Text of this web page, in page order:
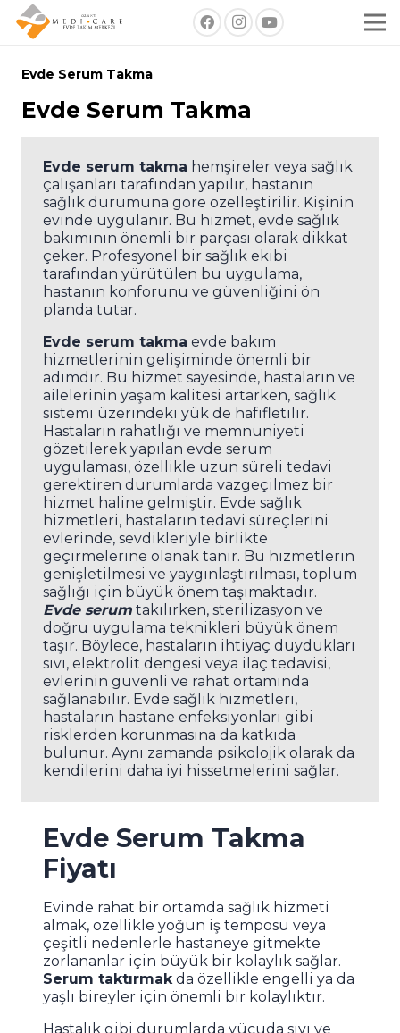
Evde Serum Takma
Evde Serum Takma
Evde serum takma hemşireler veya sağlık
çalışanları tarafından yapılır, hastanın
sağlık durumuna göre özelleştirilir. Kişinin
evinde uygulanır. Bu hizmet, evde sağlık
bakımının önemli bir parçası olarak dikkat
çeker. Profesyonel bir sağlık ekibi
tarafından yürütülen bu uygulama,
hastanın konforunu ve güvenliğini ön
planda tutar.
Evde serum takma evde bakım
hizmetlerinin gelişiminde önemli bir
adımdır. Bu hizmet sayesinde, hastaların ve
ailelerinin yaşam kalitesi artarken, sağlık
sistemi üzerindeki yük de hafifletilir.
Hastaların rahatlığı ve memnuniyeti
gözetilerek yapılan evde serum
uygulaması, özellikle uzun süreli tedavi
gerektiren durumlarda vazgeçilmez bir
hizmet haline gelmiştir. Evde sağlık
hizmetleri, hastaların tedavi süreçlerini
evlerinde, sevdikleriyle birlikte
geçirmelerine olanak tanır. Bu hizmetlerin
genişletilmesi ve yaygınlaştırılması, toplum
sağlığı için büyük önem taşımaktadır.
Evde serum takılırken, sterilizasyon ve
doğru uygulama teknikleri büyük önem
taşır. Böylece, hastaların ihtiyaç duydukları
sıvı, elektrolit dengesi veya ilaç tedavisi,
evlerinin güvenli ve rahat ortamında
sağlanabilir. Evde sağlık hizmetleri,
hastaların hastane enfeksiyonları gibi
risklerden korunmasına da katkıda
bulunur. Aynı zamanda psikolojik olarak da
kendilerini daha iyi hissetmelerini sağlar.
Evde Serum Takma
Fiyatı
Evinde rahat bir ortamda sağlık hizmeti
almak, özellikle yoğun iş temposu veya
çeşitli nedenlerle hastaneye gitmekte
zorlananlar için büyük bir kolaylık sağlar.
Serum taktırmakda özellikle engelli ya da
yaşlı bireyler için önemli bir kolaylıktır.
Hastalık gibi durumlarda vücuda sıvı ve